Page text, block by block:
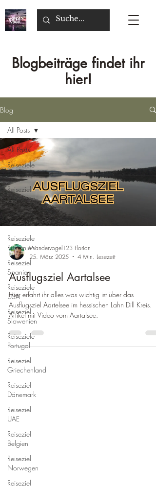
Blogbeiträge findet ihr
hier!
Blog
All Posts
Reiseziele
Tschechien
Reiseziel
Malta
Reiseziele
Hessen
Reiseziele
Rumänien
Reiseziel
Spanien
Reiseziele
USA
Reiseziel
Slowenien
Reiseziele
Portugal
Reiseziel
Griechenland
Reiseziel
Dänemark
Reiseziel
UAE
Reiseziel
Belgien
Reiseziel
Norwegen
Reiseziel
All Posts
Wandervogel123 Florian
25. März 2025
4 Min. Lesezeit
Ausflugsziel Aartalsee
Hier erfahrt ihr alles was wichtig ist über das
Ausflugsziel Aartelsee im hessischen Lahn Dill Kreis.
Artikel mit Video vom Aartalsee.